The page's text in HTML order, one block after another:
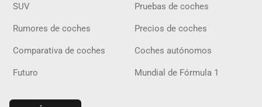
SUV Pruebas de coches
Rumores de coches Precios de coches
Comparativa de coches Coches autónomos
Futuro Mundial de Fórmula 1